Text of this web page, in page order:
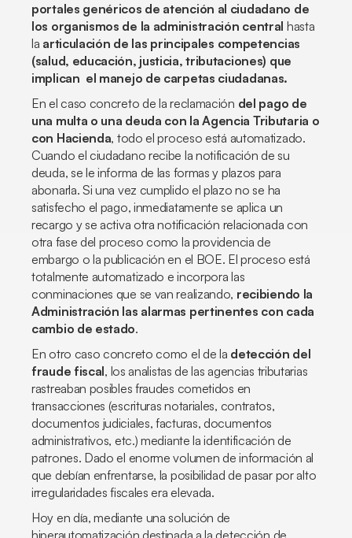
portales genéricos de atención al ciudadano de
los organismos de la administración central hasta
la articulación de las principales competencias
(salud, educación, justicia, tributaciones) que
implican el manejo de carpetas ciudadanas.
En el caso concreto de la reclamación del pago de
una multa o una deuda con la Agencia Tributaria o
con Hacienda, todo el proceso está automatizado.
Cuando el ciudadano recibe la notificación de su
deuda, se le informa de las formas y plazos para
abonarla. Si una vez cumplido el plazo no se ha
satisfecho el pago, inmediatamente se aplica un
recargo y se activa otra notificación relacionada con
otra fase del proceso como la providencia de
embargo o la publicación en el BOE. El proceso está
totalmente automatizado e incorpora las
conminaciones que se van realizando, recibiendo la
Administración las alarmas pertinentes con cada
cambio de estado.
En otro caso concreto como el de la detección del
fraude fiscal, los analistas de las agencias tributarias
rastreaban posibles fraudes cometidos en
transacciones (escrituras notariales, contratos,
documentos judiciales, facturas, documentos
administrativos, etc.) mediante la identificación de
patrones. Dado el enorme volumen de información al
que debían enfrentarse, la posibilidad de pasar por alto
irregularidades fiscales era elevada.
Hoy en día, mediante una solución de
hiperautomatización destinada a la detección de